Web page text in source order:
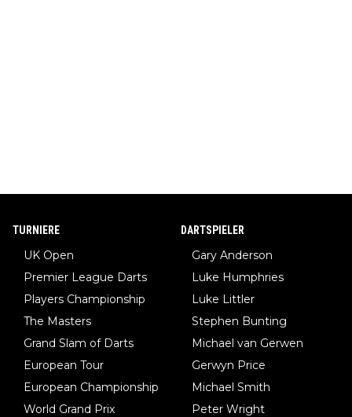
TURNIERE
UK Open
Premier League Darts
Players Championship
The Masters
Grand Slam of Darts
European Tour
European Championship
World Grand Prix
DARTSPIELER
Gary Anderson
Luke Humphries
Luke Littler
Stephen Bunting
Michael van Gerwen
Gerwyn Price
Michael Smith
Peter Wright